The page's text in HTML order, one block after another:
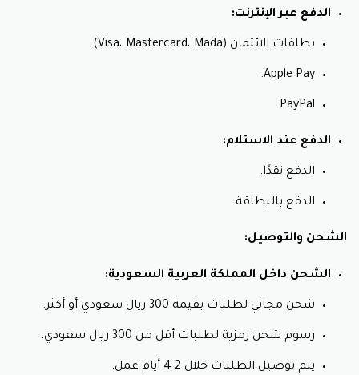
الدفع عبر الإنترنت:
بطاقات الائتمان (Visa، Mastercard، Mada).
Apple Pay.
PayPal.
الدفع عند الاستلام:
الدفع نقدًا.
الدفع بالبطاقة.
الشحن والتوصيل:
الشحن داخل المملكة العربية السعودية:
شحن مجاني لطلبات بقيمة 300 ريال سعودي أو أكثر.
رسوم شحن رمزية لطلبات أقل من 300 ريال سعودي.
يتم توصيل الطلبات خلال 2-4 أيام عمل.